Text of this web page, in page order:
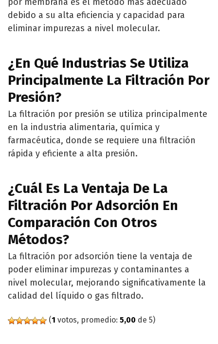
debido a su alta eficiencia y capacidad para
eliminar impurezas a nivel molecular.
¿En Qué Industrias Se Utiliza
Principalmente La Filtración Por
Presión?
La filtración por presión se utiliza principalmente
en la industria alimentaria, química y
farmacéutica, donde se requiere una filtración
rápida y eficiente a alta presión.
¿Cuál Es La Ventaja De La
Filtración Por Adsorción En
Comparación Con Otros
Métodos?
La filtración por adsorción tiene la ventaja de
poder eliminar impurezas y contaminantes a
nivel molecular, mejorando significativamente la
calidad del líquido o gas filtrado.
(1 votos, promedio: 5,00 de 5)